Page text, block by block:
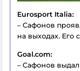
Eurosport Italia:
– Сафонов
на выходах. Его
Goal.com:
– Сафонов